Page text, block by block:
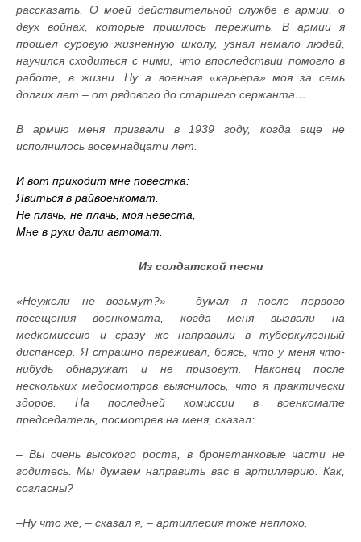
рассказать. О моей действительной службе в армии, о
двух войнах, которые пришлось пережить. В армии я
прошел суровую жизненную школу, узнал немало людей,
научился сходиться с ними, что впоследствии помогло в
работе, в жизни. Ну а военная «карьера» моя за семь
долгих лет – от рядового до старшего сержанта…
В армию меня призвали в 1939 году, когда еще не
исполнилось восемнадцати лет.
И вот приходит мне повестка:
Явиться в райвоенкомат.
Не плачь, не плачь, моя невеста,
Мне в руки дали автомат.
Из солдатской песни
«Неужели не возьмут?» – думал я после первого
посещения военкомата, когда меня вызвали на
медкомиссию и сразу же направили в туберкулезный
диспансер. Я страшно переживал, боясь, что у меня что-
нибудь обнаружат и не призовут. Наконец после
нескольких медосмотров выяснилось, что я практически
здоров. На последней комиссии в военкомате
председатель, посмотрев на меня, сказал:
– Вы очень высокого роста, в бронетанковые части не
годитесь. Мы думаем направить вас в артиллерию. Как,
согласны?
–Ну что же, – сказал я, – артиллерия тоже неплохо.